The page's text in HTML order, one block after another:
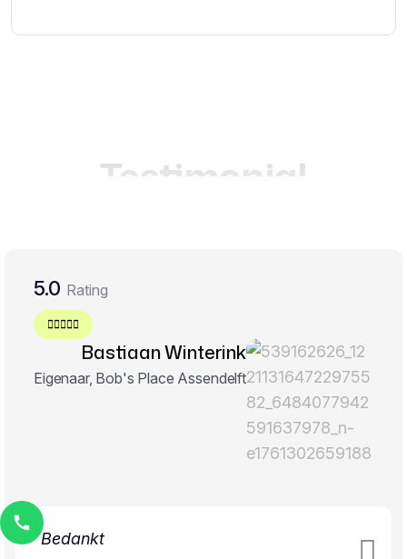
Testimonial
5.0 Rating
Bastiaan Winterink
Eigenaar, Bob's Place Assendelft
Bedankt